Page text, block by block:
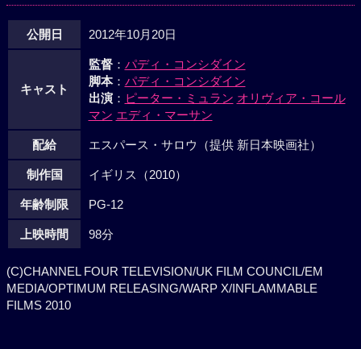
公開日 2012年10月20日
キャスト
監督： パディ・コンシダイン
脚本： パディ・コンシダイン
出演： ピーター・ミュラン オリヴィア・コール
マン エディ・マーサン
配給 エスパース・サロウ（提供 新日本映画社）
制作国 イギリス（2010）
年齢制限 PG-12
上映時間 98分
(C)CHANNEL FOUR TELEVISION/UK FILM COUNCIL/EM
MEDIA/OPTIMUM RELEASING/WARP X/INFLAMMABLE
FILMS 2010